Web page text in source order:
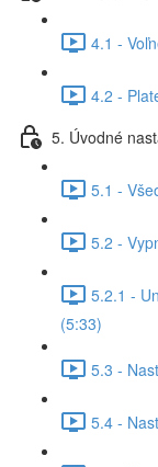
4.1 -
4.2 -
5. Úvodné
5.1 -
5.2 -
5.2.1 -
(5:33)
5.3 -
5.4 -